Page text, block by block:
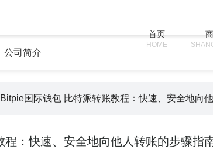
首页
HOME
公司简介
国际钱包 比特派转账教程：快速、安全地向
程：快速、安全地向他人转账的步骤指